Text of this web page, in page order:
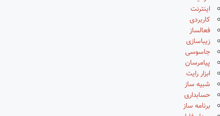
اینترنت
کاربردی
فعالساز
زیباسازی
جاسوسی
پیامرسان
ابزار رایت
شبیه ساز
حسابداری
برنامه ساز